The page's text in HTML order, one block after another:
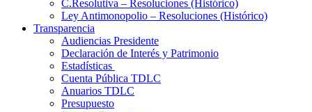
C.Resolutiva – Resoluciones (Histórico)
Ley Antimonopolio – Resoluciones (Histórico)
Transparencia
Audiencias Presidente
Declaración de Interés y Patrimonio
Estadísticas
Cuenta Pública TDLC
Anuarios TDLC
Presupuesto